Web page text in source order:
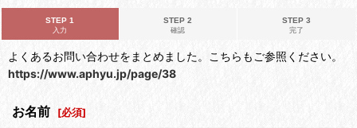
STEP 1
入力
STEP 2
確認
STEP 3
完了
よくあるお問い合わせをまとめました。こちらもご参照ください。
https://www.aphyu.jp/page/38
お名前 [必須]